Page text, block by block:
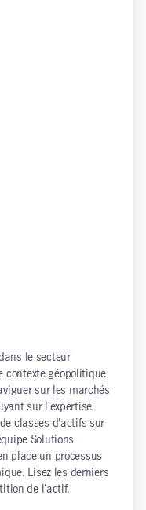
le secteur
contexte géopolitique
sur les marchés
sur l'expertise
classes d'actifs sur
Solutions
place un processus
Lisez les derniers
de l'actif.